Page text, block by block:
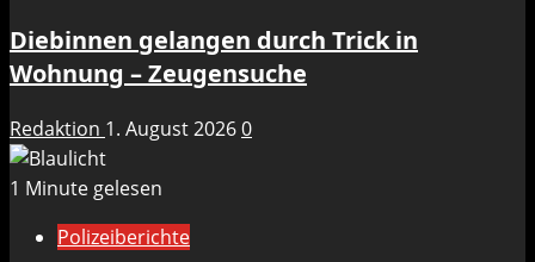
Diebinnen gelangen durch Trick in
Wohnung – Zeugensuche
Redaktion 1. August 20260
1 Minute gelesen
Polizeiberichte